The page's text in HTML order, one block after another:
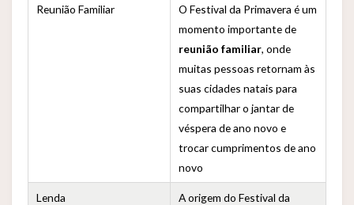
Reunião Familiar
O Festival da Primavera é um
momento importante de
reunião familiar, onde
muitas pessoas retornam às
suas cidades natais para
compartilhar o jantar de
véspera de ano novo e
trocar cumprimentos de ano
novo
Lenda
A origem do Festival da